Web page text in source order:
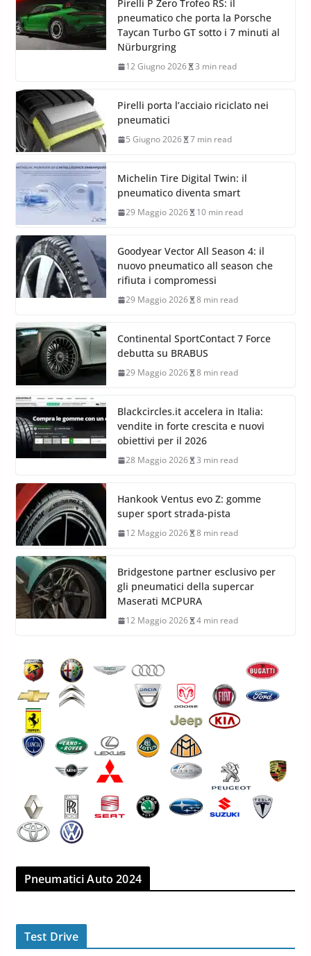
Pirelli P Zero Trofeo RS: il
pneumatico che porta la Porsche
Taycan Turbo GT sotto i 7 minuti al
Nürburgring
12 Giugno 2026 3 min read
Pirelli porta l’acciaio riciclato nei
pneumatici
5 Giugno 2026 7 min read
Michelin Tire Digital Twin: il
pneumatico diventa smart
29 Maggio 2026 10 min read
Goodyear Vector All Season 4: il
nuovo pneumatico all season che
rifiuta i compromessi
29 Maggio 2026 8 min read
Continental SportContact 7 Force
debutta su BRABUS
29 Maggio 2026 8 min read
Blackcircles.it accelera in Italia:
vendite in forte crescita e nuovi
obiettivi per il 2026
28 Maggio 2026 3 min read
Hankook Ventus evo Z: gomme
super sport strada-pista
12 Maggio 2026 8 min read
Bridgestone partner esclusivo per
gli pneumatici della supercar
Maserati MCPURA
12 Maggio 2026 4 min read
Pneumatici Auto 2024
Test Drive